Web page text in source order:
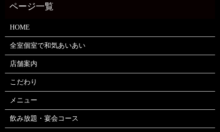
HOME
全室個室で和気あいあい
店舗案内
こだわり
メニュー
飲み放題・宴会コース